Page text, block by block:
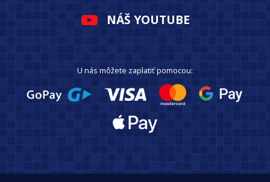
NÁŠ YOUTUBE
U nás môžete zaplatiť pomocou: